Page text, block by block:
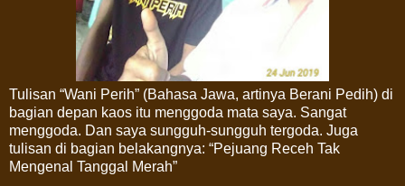
Tulisan “Wani Perih” (Bahasa Jawa, artinya Berani Pedih) di
bagian depan kaos itu menggoda mata saya. Sangat
menggoda. Dan saya sungguh-sungguh tergoda. Juga
tulisan di bagian belakangnya: “Pejuang Receh Tak
Mengenal Tanggal Merah”